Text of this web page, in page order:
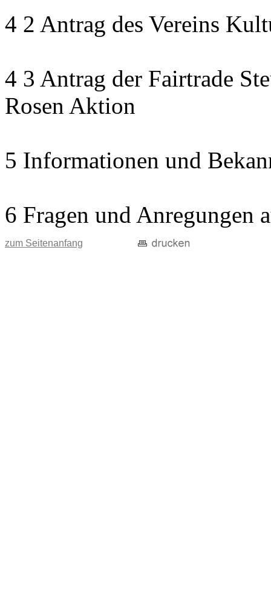
4 2 Antrag des Vereins
4 3 Antrag der Fairtrade
Rosen Aktion
5 Informationen und
6 Fragen und Anregungen
zum Seitenanfang